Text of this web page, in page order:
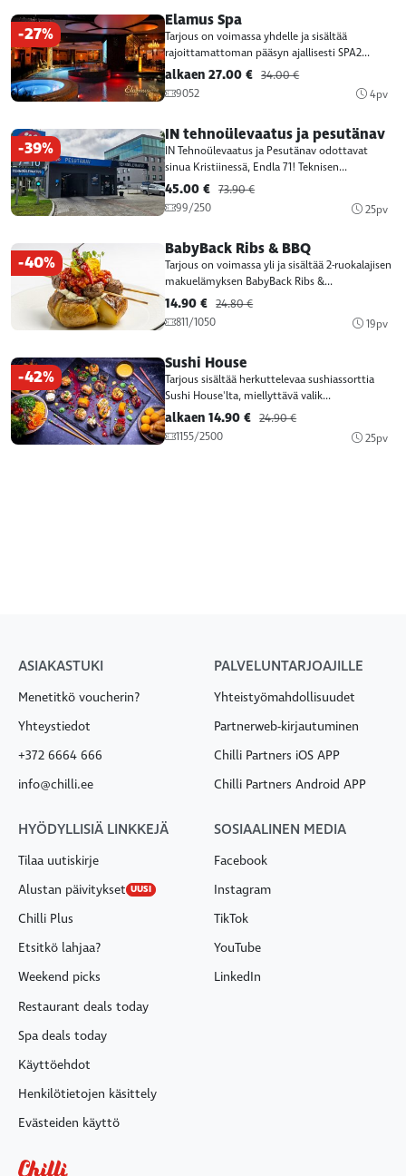
-27%
Elamus Spa
Tarjous on voimassa yhdelle ja sisältää
rajoittamattoman pääsyn ajallisesti SPA2...
alkaen 27.00 € 34.00 €
9052
4pv
-39%
IN tehnoülevaatus ja pesutänav
IN Tehnoülevaatus ja Pesutänav odottavat
sinua Kristiinessä, Endla 71! Teknisen...
45.00 € 73.90 €
99/250
25pv
-40%
BabyBack Ribs & BBQ
Tarjous on voimassa yli ja sisältää 2-ruokalajisen
makuelämyksen BabyBack Ribs &...
14.90 € 24.80 €
811/1050
19pv
-42%
Sushi House
Tarjous sisältää herkuttelevaa sushiassorttia
Sushi House'lta, miellyttävä valik...
alkaen 14.90 € 24.90 €
1155/2500
25pv
ASIAKASTUKI
Menetitkö voucherin?
Yhteystiedot
+372 6664 666
info@chilli.ee
PALVELUNTARJOAJILLE
Yhteistyömahdollisuudet
Partnerweb-kirjautuminen
Chilli Partners iOS APP
Chilli Partners Android APP
HYÖDYLLISIÄ LINKKEJÄ
Tilaa uutiskirje
Alustan päivitykset UUSI
Chilli Plus
Etsitkö lahjaa?
Weekend picks
Restaurant deals today
Spa deals today
Käyttöehdot
Henkilötietojen käsittely
Evästeiden käyttö
SOSIAALINEN MEDIA
Facebook
Instagram
TikTok
YouTube
LinkedIn